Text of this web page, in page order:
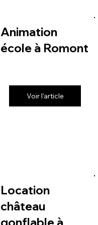
Animation
école à Romont
Voir l'article
Location
château
gonflable à